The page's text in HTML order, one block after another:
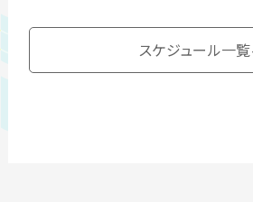
スケジュール一